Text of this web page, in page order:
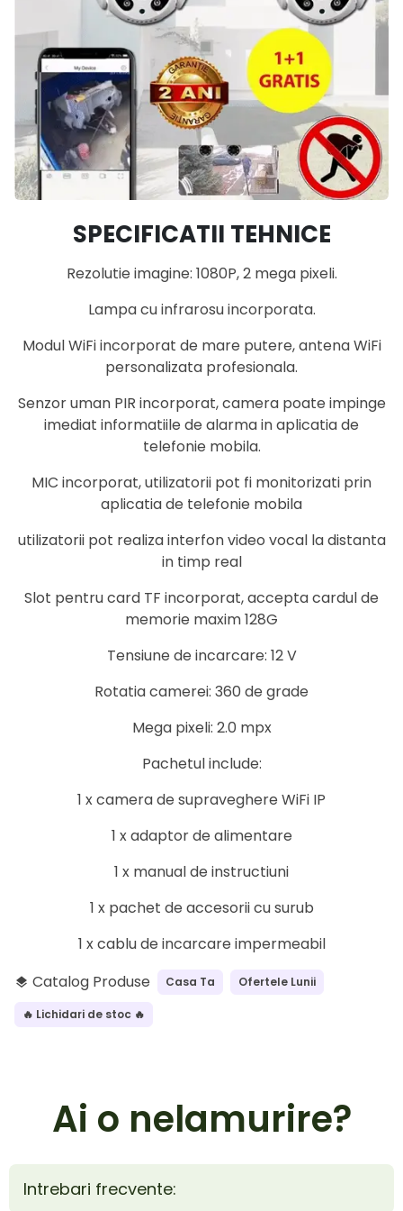
SPECIFICATII TEHNICE
Rezolutie imagine: 1080P, 2 mega pixeli.
Lampa cu infrarosu incorporata.
Modul WiFi incorporat de mare putere, antena WiFi
personalizata profesionala.
Senzor uman PIR incorporat, camera poate impinge
imediat informatiile de alarma in aplicatia de
telefonie mobila.
MIC incorporat, utilizatorii pot fi monitorizati prin
aplicatia de telefonie mobila
utilizatorii pot realiza interfon video vocal la distanta
in timp real
Slot pentru card TF incorporat, accepta cardul de
memorie maxim 128G
Tensiune de incarcare: 12 V
Rotatia camerei: 360 de grade
Mega pixeli: 2.0 mpx
Pachetul include:
1 x camera de supraveghere WiFi IP
1 x adaptor de alimentare
1 x manual de instructiuni
1 x pachet de accesorii cu surub
1 x cablu de incarcare impermeabil
layers Catalog Produse Casa Ta Ofertele Lunii
🔥 Lichidari de stoc 🔥
Ai o nelamurire?
Intrebari frecvente: